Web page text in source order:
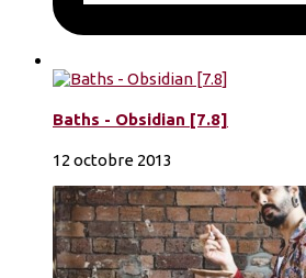
Baths - Obsidian [7.8]
12 octobre 2013